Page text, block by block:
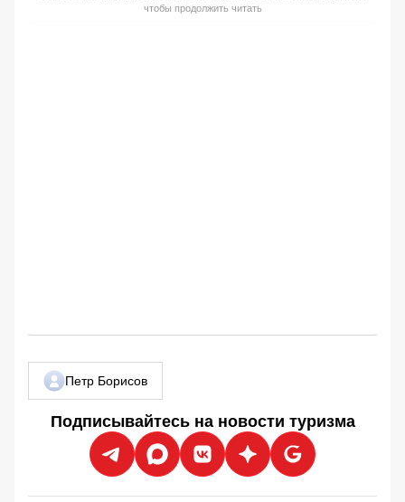
чтобы продолжить читать
Петр Борисов
Подписывайтесь на новости туризма